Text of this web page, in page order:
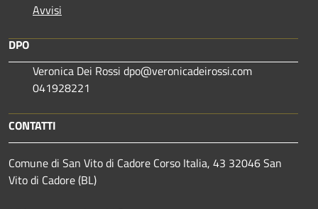
Avvisi
DPO
Veronica Dei Rossi dpo@veronicadeirossi.com
041928221
CONTATTI
Comune di San Vito di Cadore Corso Italia, 43 32046 San
Vito di Cadore (BL)